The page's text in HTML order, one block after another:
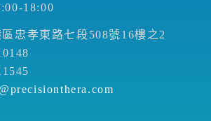
18:00
忠孝東路七段508號16樓之2